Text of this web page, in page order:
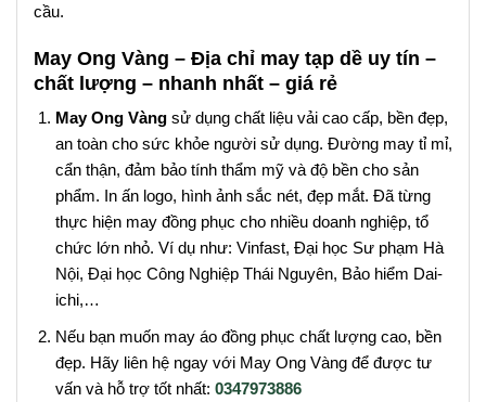
cầu.
May Ong Vàng – Địa chỉ may tạp dề uy tín –
chất lượng – nhanh nhất – giá rẻ
May Ong Vàng sử dụng chất liệu vải cao cấp, bền đẹp,
an toàn cho sức khỏe người sử dụng. Đường may tỉ mỉ,
cẩn thận, đảm bảo tính thẩm mỹ và độ bền cho sản
phẩm. In ấn logo, hình ảnh sắc nét, đẹp mắt. Đã từng
thực hiện may đồng phục cho nhiều doanh nghiệp, tổ
chức lớn nhỏ. Ví dụ như: Vinfast, Đại học Sư phạm Hà
Nội, Đại học Công Nghiệp Thái Nguyên, Bảo hiểm Dai-
ichi,…
Nếu bạn muốn may áo đồng phục chất lượng cao, bền
đẹp. Hãy liên hệ ngay với May Ong Vàng để được tư
vấn và hỗ trợ tốt nhất: 0347973886